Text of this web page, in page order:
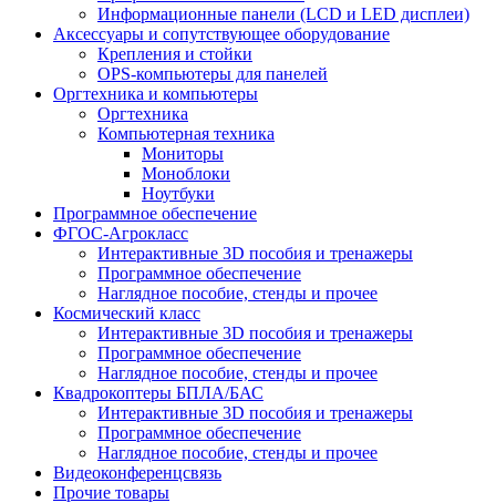
Информационные панели (LCD и LED дисплеи)
Аксессуары и сопутствующее оборудование
Крепления и стойки
OPS-компьютеры для панелей
Оргтехника и компьютеры
Оргтехника
Компьютерная техника
Мониторы
Моноблоки
Ноутбуки
Программное обеспечение
ФГОС-Агрокласс
Интерактивные 3D пособия и тренажеры
Программное обеспечение
Наглядное пособие, стенды и прочее
Космический класс
Интерактивные 3D пособия и тренажеры
Программное обеспечение
Наглядное пособие, стенды и прочее
Квадрокоптеры БПЛА/БАС
Интерактивные 3D пособия и тренажеры
Программное обеспечение
Наглядное пособие, стенды и прочее
Видеоконференцсвязь
Прочие товары